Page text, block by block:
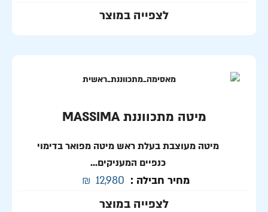
לצפייה במוצר
מיטה מתכווננת MASSIMA
מיטה מעוצבת בעלת ראש מיטה מפוארבדימוי
כנפיים המעניקים...
מחיר חבילה : 12,980
₪
לצפייה במוצר